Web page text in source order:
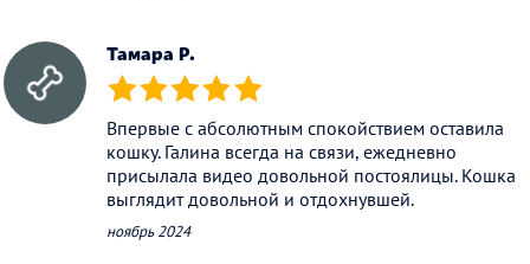
Тамара Р.
(*) (*) (*) (*) (*)
Впервые с абсолютным спокойствием оставила
кошку. Галина всегда на связи, ежедневно
присылала видео довольной постоялицы. Кошка
выглядит довольной и отдохнувшей.
ноябрь 2024